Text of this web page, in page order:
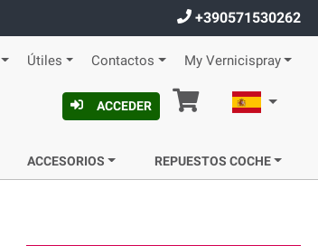
+390571530262
Útiles Contactos My Vernicispray
ACCEDER Cesta Español
ACCESORIOS REPUESTOS COCHE